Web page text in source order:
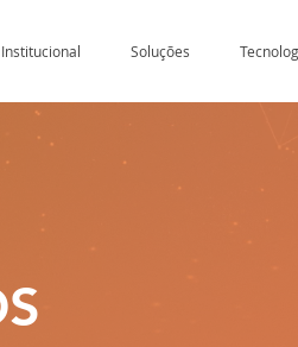
Institucional Soluções